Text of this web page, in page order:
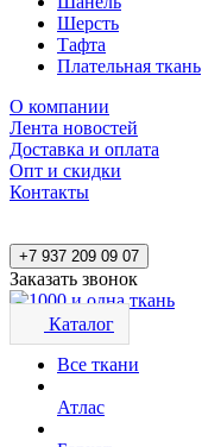
Шерсть
Тафта
Плательная ткань
О компании
Лента новостей
Доставка и оплата
Опт и скидки
Контакты
+7 937 209 09 07
Заказать звонок
Каталог
Все ткани
Атлас